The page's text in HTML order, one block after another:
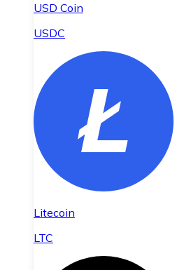
USD Coin
USDC
Litecoin
LTC